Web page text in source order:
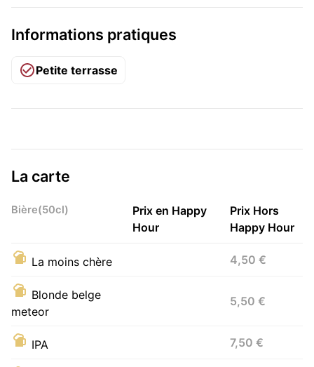
Informations pratiques
Petite terrasse
La carte
Bière(50cl)
Prix en Happy
Hour
Prix Hors
Happy Hour
La moins chère 4,50 €
Blonde belge
meteor
5,50 €
IPA 7,50 €